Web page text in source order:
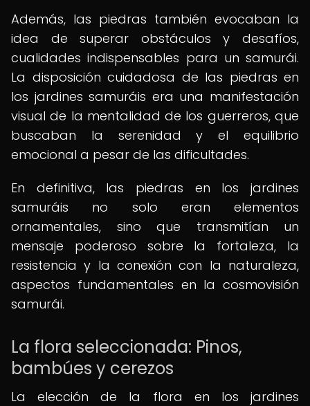
Además, las piedras también evocaban la
idea de superar obstáculos y desafíos,
cualidades indispensables para un samurái.
La disposición cuidadosa de las piedras en
los jardines samuráis era una manifestación
visual de la mentalidad de los guerreros, que
buscaban la serenidad y el equilibrio
emocional a pesar de las dificultades.
En definitiva, las piedras en los jardines
samuráis no solo eran elementos
ornamentales, sino que transmitían un
mensaje poderoso sobre la fortaleza, la
resistencia y la conexión con la naturaleza,
aspectos fundamentales en la cosmovisión
samurái.
La flora seleccionada: Pinos,
bambúes y cerezos
La elección de la flora en los jardines